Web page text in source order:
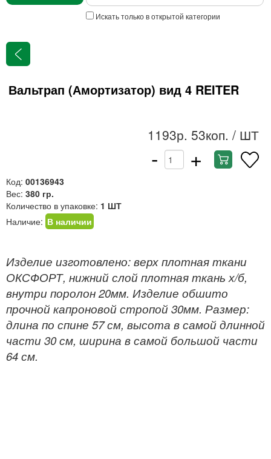
Искать только в открытой категории
Вальтрап (Амортизатор) вид 4 REITER
1193р. 53коп. / ШТ
- +
Код: 00136943
Вес: 380 гр.
Количество в упаковке: 1 ШТ
Наличие: В наличии
Изделие изготовлено: верх плотная ткани
ОКСФОРТ, нижний слой плотная ткань х/б,
внутри поролон 20мм. Изделие обшито
прочной капроновой стропой 30мм. Размер:
длина по спине 57 см, высота в самой длинной
части 30 см, ширина в самой большой части
64 см.